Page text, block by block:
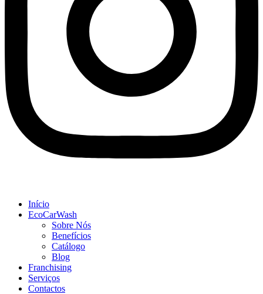
Início
EcoCarWash
Sobre Nós
Benefícios
Catálogo
Blog
Franchising
Serviços
Contactos